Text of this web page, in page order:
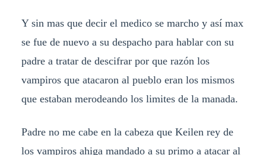
Y sin mas que decir el medico se marcho y así max
se fue de nuevo a su despacho para hablar con su
padre a tratar de descifrar por que razón los
vampiros que atacaron al pueblo eran los mismos
que estaban merodeando los limites de la manada.
Padre no me cabe en la cabeza que Keilen rey de
los vampiros ahiga mandado a su primo a atacar al